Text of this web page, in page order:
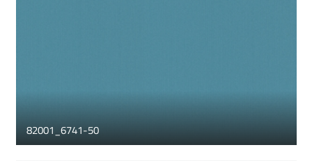
82001_6741-50